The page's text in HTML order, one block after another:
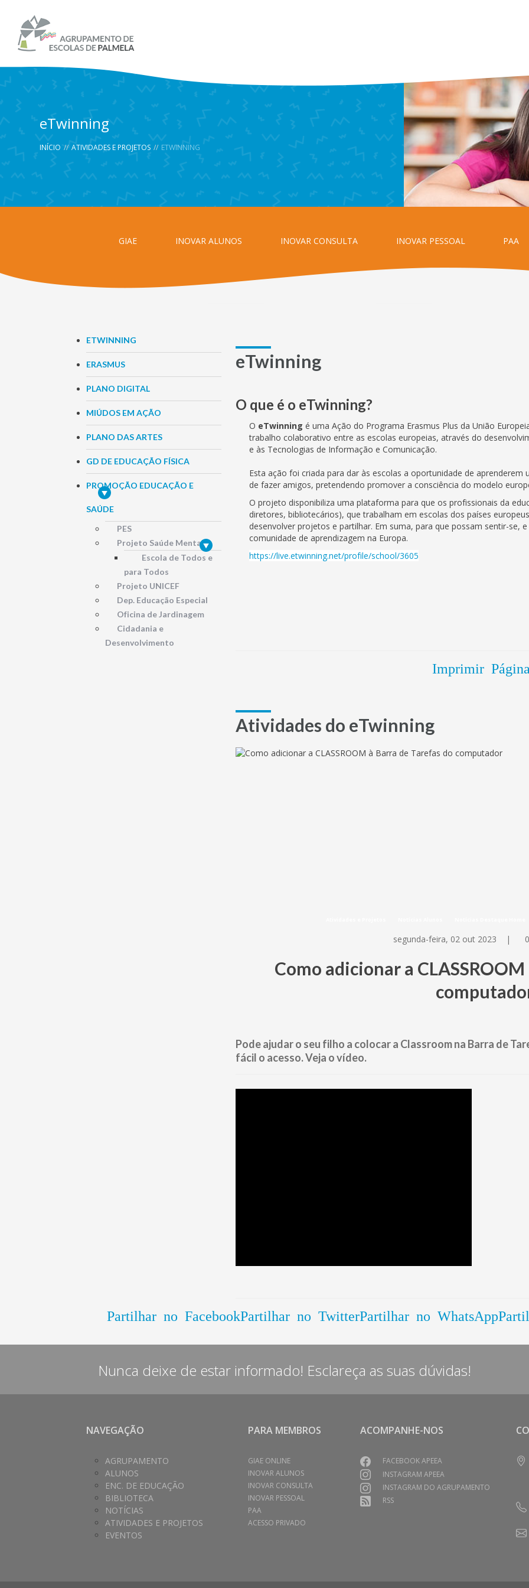
eTwinning
INÍCIO //ATIVIDADES E PROJETOS // ETWINNING
GIAE INOVAR ALUNOS INOVAR CONSULTA INOVAR PESSOAL PAA
ETWINNING
ERASMUS
PLANO DIGITAL
MIÚDOS EM AÇÃO
PLANO DAS ARTES
GD DE EDUCAÇÃO FÍSICA
PROMOÇÃO EDUCAÇÃO E
SAÚDE
PES
Projeto Saúde Mental
Escola de Todos e
para Todos
Projeto UNICEF
Dep. Educação Especial
Oficina de Jardinagem
Cidadania e
Desenvolvimento
eTwinning
O que é o eTwinning?
O eTwinning é uma Ação do Programa Erasmus Plus da União
trabalho colaborativo entre as escolas europeias, através do
e às Tecnologias de Informação e Comunicação.
Esta ação foi criada para dar às escolas a oportunidade de
de fazer amigos, pretendendo promover a consciência do modelo
O projeto disponibiliza uma plataforma para que os profissionais da
diretores, bibliotecários), que trabalham em escolas dos países
desenvolver projetos e partilhar. Em suma, para que possam sentir-se,
comunidade de aprendizagem na Europa.
https://live.etwinning.net/profile/school/3605
Imprimir
Atividades do eTwinning
segunda-feira, 02 out 2023 |
Como adicionar a
Pode ajudar o seu filho a colocar a Classroom na Barra de
fácil o acesso. Veja o vídeo.
Partilhar no FacebookPartilhar no TwitterPartilhar no WhatsApp
Nunca deixe de estar informado! Esclareça as suas dúvidas!
NAVEGAÇÃO
AGRUPAMENTO
ALUNOS
ENC. DE EDUCAÇÃO
BIBLIOTECA
NOTÍCIAS
ATIVIDADES E PROJETOS
EVENTOS
PARA MEMBROS
GIAE ONLINE
INOVAR ALUNOS
INOVAR CONSULTA
INOVAR PESSOAL
PAA
ACESSO PRIVADO
ACOMPANHE-NOS
FACEBOOK APEEA
INSTAGRAM APEEA
INSTAGRAM DO AGRUPAMENTO
RSS